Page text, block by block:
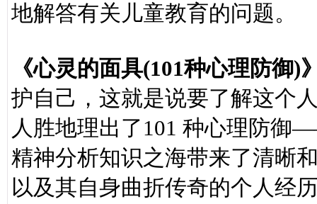
地解答有关儿童教育的问题。
《心灵的面具(101种心理防御)
护自己，这就是说要了解这个
人胜地理出了101 种心理防
精神分析知识之海带来了清晰
以及其自身曲折传奇的个人经